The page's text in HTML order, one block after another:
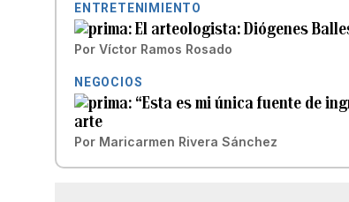
ENTRETENIMIENTO
El arteologista: Diógenes
Por Víctor Ramos Rosado
NEGOCIOS
“Esta es mi única fuente de
arte
Por Maricarmen Rivera Sánchez